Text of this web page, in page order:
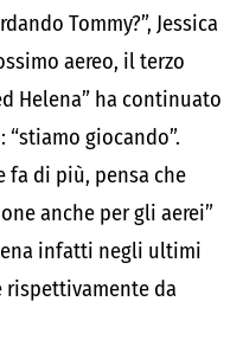
Tommy?”, Jessica
aereo, il terzo
Helena” ha continuato
“stiamo giocando”.
fa di più, pensa che
anche per gli aerei”
infatti negli ultimi
rispettivamente da